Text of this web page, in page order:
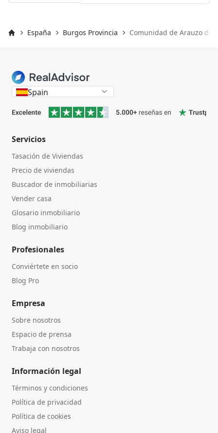
España Burgos Provincia Comunidad de Arauzo de
Spain
Servicios
Tasación de Viviendas
Precio de viviendas
Buscador de inmobiliarias
Vender casa
Glosario inmobiliario
Blog inmobiliario
Profesionales
Conviértete en socio
Blog Pro
Empresa
Sobre nosotros
Espacio de prensa
Trabaja con nosotros
Información legal
Términos y condiciones
Política de privacidad
Política de cookies
Aviso legal